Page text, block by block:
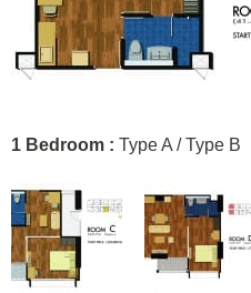
1 Bedroom : Type A / Type B